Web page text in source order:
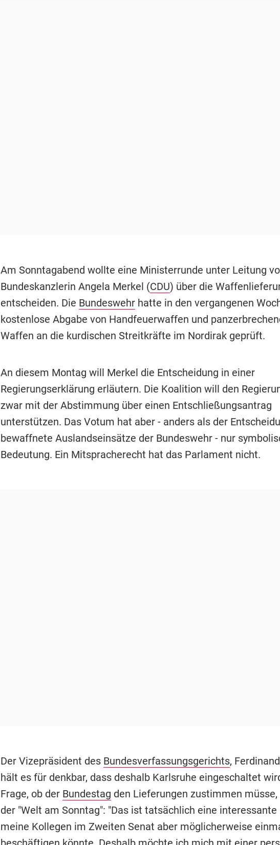
Am Sonntagabend wollte eine Ministerrunde unter Leitung
Bundeskanzlerin Angela Merkel (CDU) über die
entscheiden. Die Bundeswehrhatte in den vergangenen
kostenlose Abgabe von Handfeuerwaffen und
Waffen an die kurdischen Streitkräfte im Nordirak geprüft.
An diesem Montag will Merkel die Entscheidung in einer
Regierungserklärung erläutern. Die Koalition will den
zwar mit der Abstimmung über einen Entschließungsantrag
unterstützen. Das Votum hat aber - anders als der
bewaffnete Auslandseinsätze der Bundeswehr - nur
Bedeutung. Ein Mitspracherecht hat das Parlament nicht.
Der Vizepräsident des Bundesverfassungsgerichts,
hält es für denkbar, dass deshalb Karlsruhe eingeschaltet
Frage, ob der Bundestag den Lieferungen zustimmen
der "Welt am Sonntag": "Das ist tatsächlich eine interessante
meine Kollegen im Zweiten Senat aber möglicherweise